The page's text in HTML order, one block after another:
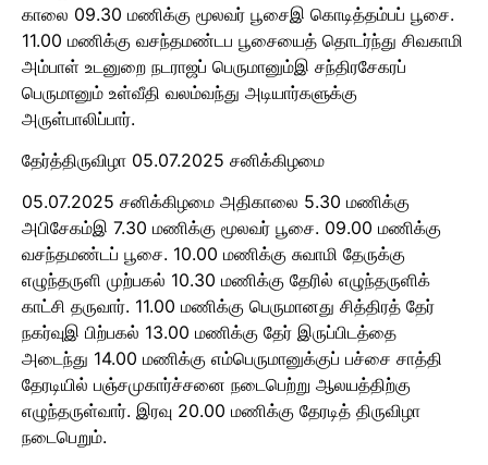
காலை 09.30 மணிக்கு மூலவர் பூசைஇ கொடித்தம்பப் பூசை.
11.00 மணிக்கு வசந்தமண்டப பூசையைத் தொடர்ந்து சிவகாமி
அம்பாள் உடனுறை நடராஜப் பெருமானும்இ சந்திரசேகரப்
பெருமானும் உள்வீதி வலம்வந்து அடியார்களுக்கு
அருள்பாலிப்பார்.
தேர்த்திருவிழா 05.07.2025 சனிக்கிழமை
05.07.2025 சனிக்கிழமை அதிகாலை 5.30 மணிக்கு
அபிசேகம்இ 7.30 மணிக்கு மூலவர் பூசை. 09.00 மணிக்கு
வசந்தமண்டப் பூசை. 10.00 மணிக்கு சுவாமி தேருக்கு
எழுந்தருளி முற்பகல் 10.30 மணிக்கு தேரில் எழுந்தருளிக்
காட்சி தருவார். 11.00 மணிக்கு பெருமானது சித்திரத் தேர்
நகர்வுஇ பிற்பகல் 13.00 மணிக்கு தேர் இருப்பிடத்தை
அடைந்து 14.00 மணிக்கு எம்பெருமானுக்குப் பச்சை சாத்தி
தேரடியில் பஞ்சமுகார்ச்சனை நடைபெற்று ஆலயத்திற்கு
எழுந்தருள்வார். இரவு 20.00 மணிக்கு தேரடித் திருவிழா
நடைபெறும்.